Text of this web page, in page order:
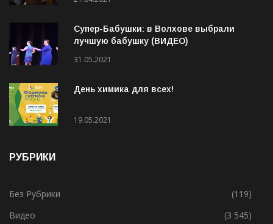
21.04.2021
Супер-Бабушки: в Волхове выбрали
31.05.2021
День химика для всех!
Без Рубрики
(119)